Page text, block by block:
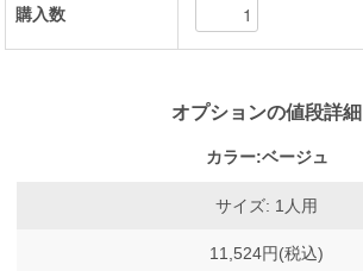
購入数
オプションの値段詳細
カラー:ベージュ
サイズ: 1人用
11,524円(税込)